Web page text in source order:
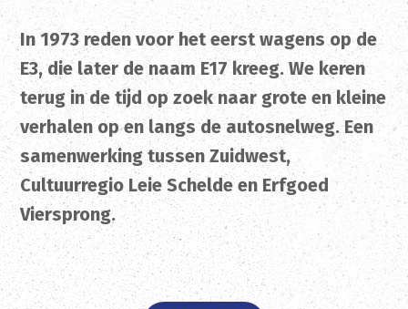
In 1973 reden voor het eerst wagens op de
E3, die later de naam E17 kreeg. We keren
terug in de tijd op zoek naar grote en kleine
verhalen op en langs de autosnelweg. Een
samenwerking tussen Zuidwest,
Cultuurregio Leie Schelde en Erfgoed
Viersprong.